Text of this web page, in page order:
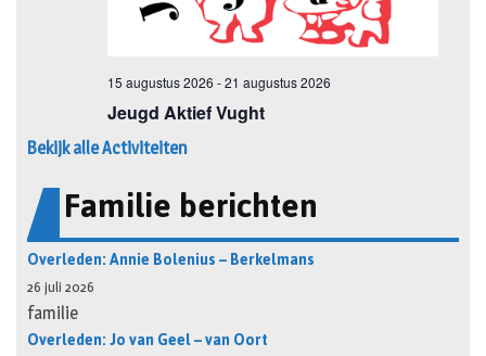
Bekijk alle Activiteiten
Familie berichten
Overleden: Annie Bolenius – Berkelmans
26 juli 2026
familie
Overleden: Jo van Geel – van Oort